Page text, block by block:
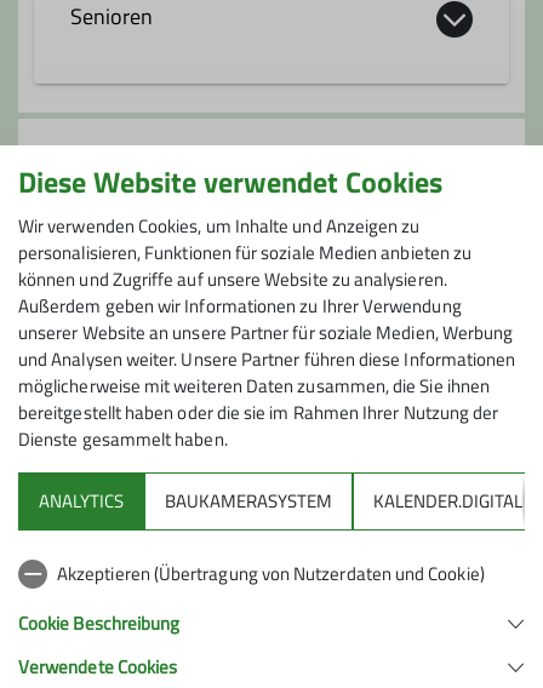
Senioren
Die Seniorengruppe bietet allen fit
gebliebenen Seniorinnen und Senioren
ein reichhaltiges Programm über das
ganze Jahr mit unterschiedlichen
Anforderungen:
- Wanderungen - Leichte Bergtouren -
Mittelschwere Bergtouren für Geübte -
Winterwanderungen
Auch Nichtsenioren*innen und Gäste sind
bei unseren Touren immer willkommen.
Dies gilt zurzeit aber nur für DAV
Mitglieder
Kontakt aufnehmen
Anmeldung
bei H. Kanal
Preis
16,50 € / Pers
DAV Infos zu Bergsport allgemein
Deutscher Alpenverein (DAV) Friedrichshafen e.V.
Diese Website verwendet Cookies
Wir verwenden Cookies, um Inhalte und Anzeigen zu
personalisieren, Funktionen für soziale Medien anbieten zu
können und Zugriffe auf unsere Website zu analysieren.
Außerdem geben wir Informationen zu Ihrer Verwendung
unserer Website an unsere Partner für soziale Medien, Werbung
und Analysen weiter. Unsere Partner führen diese Informationen
möglicherweise mit weiteren Daten zusammen, die Sie ihnen
bereitgestellt haben oder die sie im Rahmen Ihrer Nutzung der
Dienste gesammelt haben.
ANALYTICS BAUKAMERASYSTEM KALENDER.DIGITAL
Akzeptieren (Übertragung von Nutzerdaten und Cookie)
Cookie Beschreibung
Verwendete Cookies